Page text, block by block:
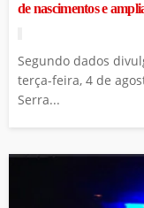
de nascimentos e
Segundo dados
terça-feira, 4 de
Serra...